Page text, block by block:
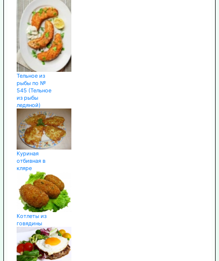
Тельное из
рыбы по №
545 (Тельное
из рыбы
ледяной)
Куриная
отбивная в
кляре
Котлеты из
говядины